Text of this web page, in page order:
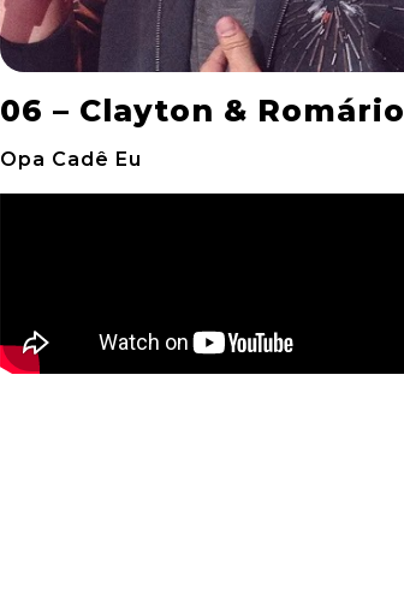
06 – Clayton & Romário
Opa Cadê Eu